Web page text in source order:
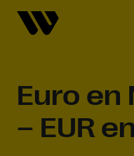
Euro en
– EUR